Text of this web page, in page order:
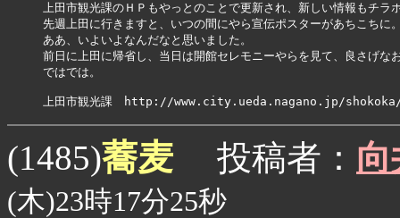
上田市観光課のＨＰもやっとのことで更新され、新しい情報もチラ
先週上田に行きますと、いつの間にやら宣伝ポスターがあちこちに
ああ、いよいよなんだなと思いました。
前日に上田に帰省し、当日は開館セレモニーやらを見て、良さげな
ではでは。
上田市観光課　http://www.city.ueda.nagano.jp/
(1485)蕎麦 投稿者：
(木)23時17分25秒